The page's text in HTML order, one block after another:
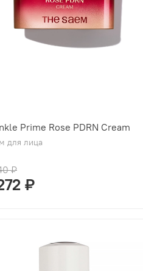
Prime Rose PDRN Cream
для лица
₽
₽